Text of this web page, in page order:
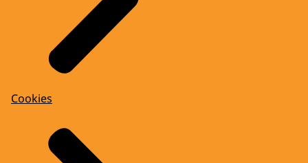
Cookies